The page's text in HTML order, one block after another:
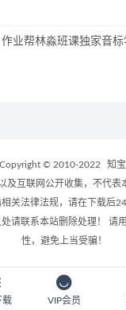
作业帮林淼班课独家音
Copyright © 2010-2022 知
及互联网公开收集，不代表
关法律法规，请在下载后24
请联系本站删除处理！ 请
性，避免上当受骗！
载 VIP会员